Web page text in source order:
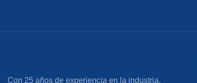
Con 25 años de experiencia en la industria,